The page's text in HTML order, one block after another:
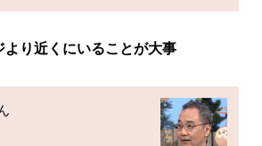
より近くにいることが大事